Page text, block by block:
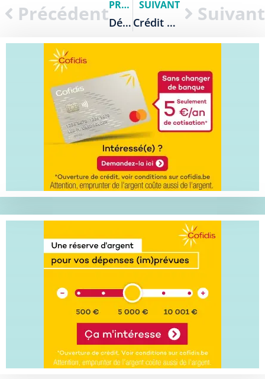
Précédent PRÉCÉDENT
Découvrez les Meilleures Cartes Mastercard Belfius – Guide 2024
SUIVANT
Crédit Rapide en Belgique : Paiement Immédiat Suivant